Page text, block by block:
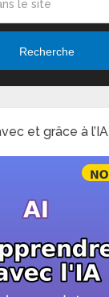
Recherche
et grâce à l’IA